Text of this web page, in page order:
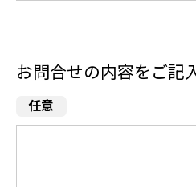
お問合せの内容をご記